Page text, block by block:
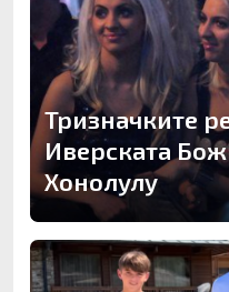
Тризначките
Иверската
Хонолулу